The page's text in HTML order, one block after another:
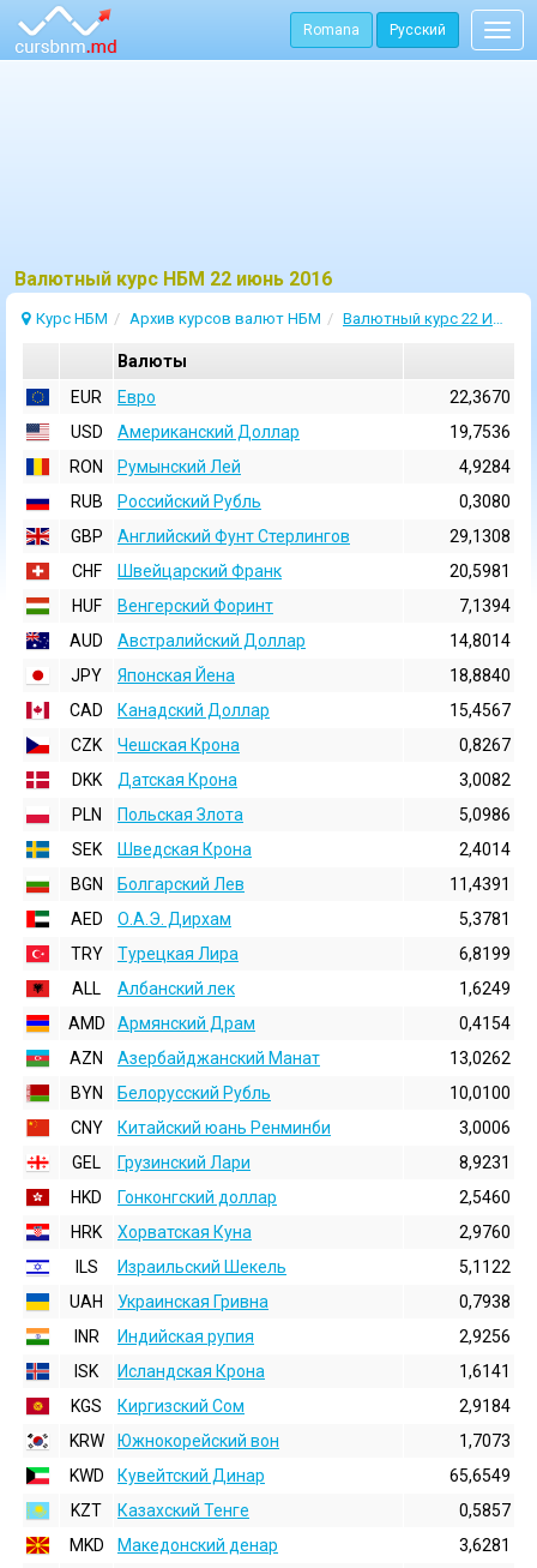
Romana Русский
Bалютный курс НБМ 22 июнь 2016
Курс НБМ Архив курсов валют НБМ Валютный курс 22 Июнь 2016
Валюты
EUR
Евро
22,3670
USD
Aмериканский Доллар
19,7536
RON
Румынский Лей
4,9284
RUB
Российский Рубль
0,3080
GBP
Английский Фунт Стерлингов
29,1308
CHF
Швейцарский Франк
20,5981
HUF
Венгерский Форинт
7,1394
AUD
Австралийский Доллар
14,8014
JPY
Японская Йена
18,8840
CAD
Канадский Доллар
15,4567
CZK
Чешская Крона
0,8267
DKK
Датская Крона
3,0082
PLN
Польская Злота
5,0986
SEK
Шведская Крона
2,4014
BGN
Болгарский Лев
11,4391
AED
О.А.Э. Дирхам
5,3781
TRY
Турецкая Лира
6,8199
ALL
Албанский лек
1,6249
AMD
Армянский Драм
0,4154
AZN
Азербайджанский Манат
13,0262
BYN
Белорусский Рубль
10,0100
CNY
Китайский юань Ренминби
3,0006
GEL
Грузинский Лари
8,9231
HKD
Гонконгский доллаp
2,5460
HRK
Хорватская Куна
2,9760
ILS
Израильский Шекель
5,1122
UAH
Украинская Гривна
0,7938
INR
Индийская pупия
2,9256
ISK
Исландская Крона
1,6141
KGS
Киргизский Сом
2,9184
KRW
Южнокорейский вон
1,7073
KWD
Кувейтский Динар
65,6549
KZT
Казахский Тенге
0,5857
MKD
Македонский денар
3,6281